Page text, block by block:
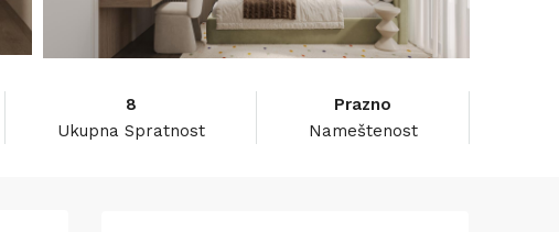
8
Ukupna Spratnost
Prazno
Nameštenost